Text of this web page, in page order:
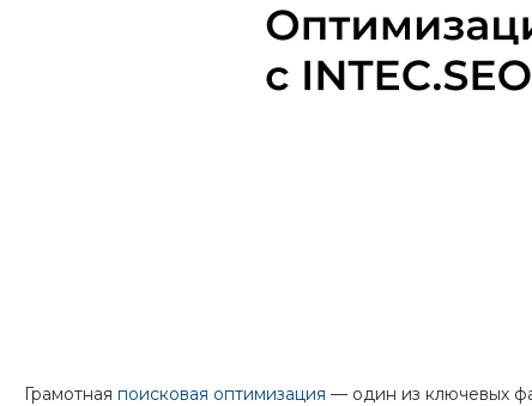
Грамотная поисковая оптимизация — один из ключевых